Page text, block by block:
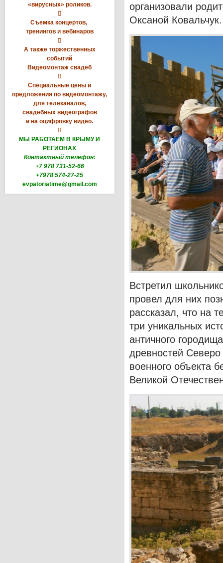
«вирусных» роликов.

Съемка концертов,
тренингов и вебинаров

А также торжественных
событий
Видеомонтаж свадеб

Специальные цены и
предложения по видеомонтажу,
для телеканалов,
свадебных видеографов
и на оцифровку видео.

МЫ РАБОТАЕМ В КРЫМУ И
РЕГИОНАХ
Контактный телефон:
+7 978 731-52-66
+7978 574-27-25
evpatoriatime@gmail.com
организовали
Оксаной
Встретил
провел для них
рассказал, что на
три уникальных
античного
древностей
военного объекта
Великой